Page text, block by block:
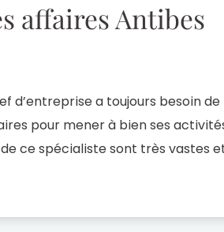
affaires Antibes
d’entreprise a toujours besoin de
pour mener à bien ses
ce spécialiste sont très vastes
dans la ville […]